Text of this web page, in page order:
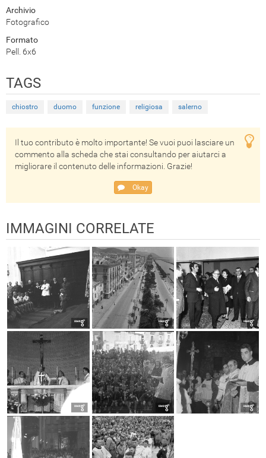
Archivio
Fotografico
Formato
Pell. 6x6
TAGS
chiostro duomo funzione religiosa salerno
Il tuo contributo è molto importante! Se vuoi puoi lasciare un
commento alla scheda che stai consultando per aiutarci a
migliorare il contenuto delle informazioni. Grazie!
Okay
IMMAGINI CORRELATE